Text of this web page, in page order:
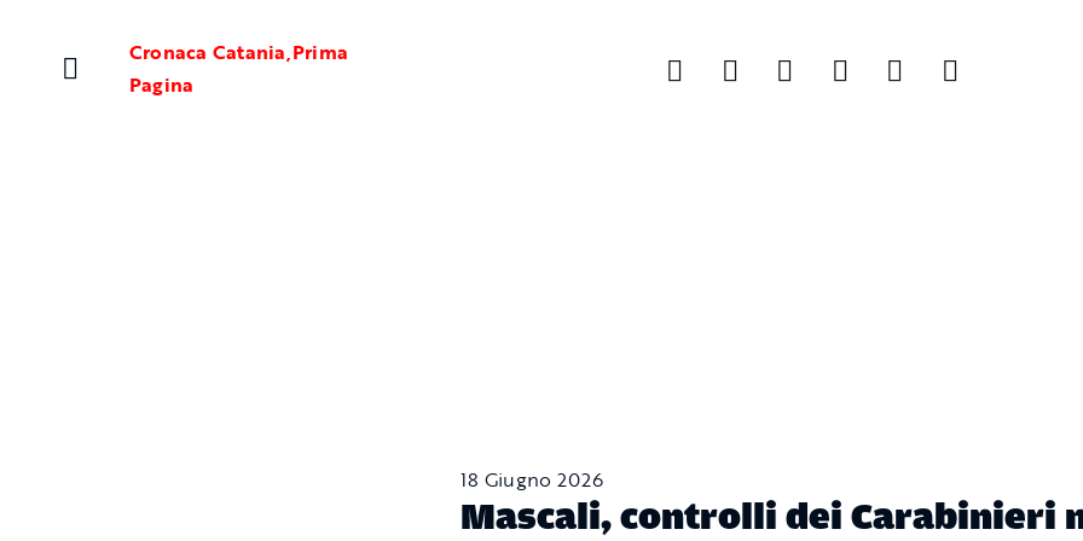
contenuto
Cronaca Catania,Prima
Pagina
18 Giugno 2026
Mascali, controlli dei Carabinieri